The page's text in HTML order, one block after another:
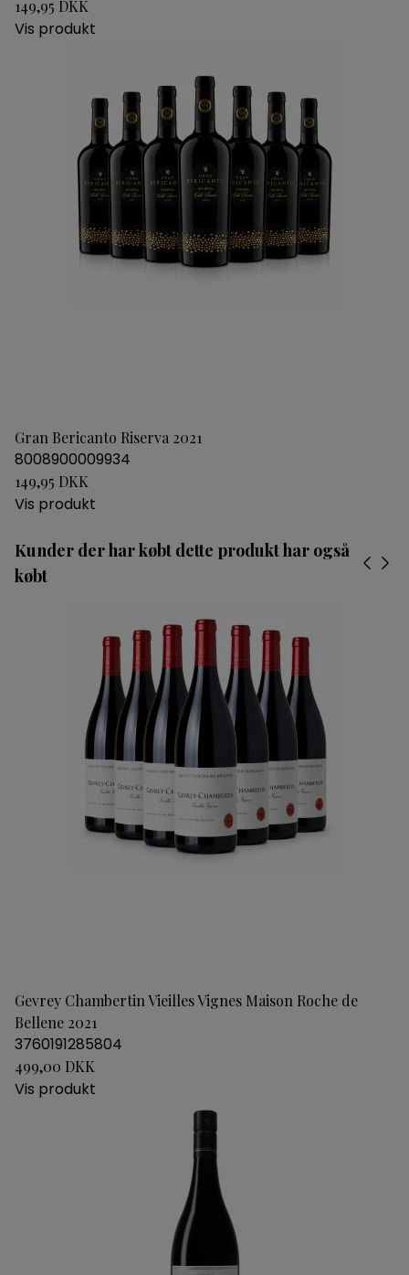
149,95 DKK
Vis produkt
Gran Bericanto Riserva 2021
8008900009934
149,95 DKK
Vis produkt
Kunder der har købt dette produkt har også
købt
Gevrey Chambertin Vieilles Vignes Maison Roche de
Bellene 2021
3760191285804
499,00 DKK
Vis produkt